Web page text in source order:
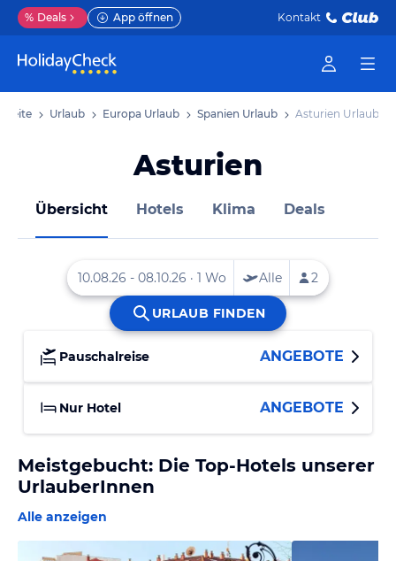
% Deals App öffnen Kontakt
Urlaub Europa Urlaub Spanien Urlaub Asturien Urlaub
Asturien
Übersicht Hotels Klima Deals
Pauschalreise ANGEBOTE
Nur Hotel ANGEBOTE
Meistgebucht: Die Top-Hotels unserer
UrlauberInnen
Alle anzeigen